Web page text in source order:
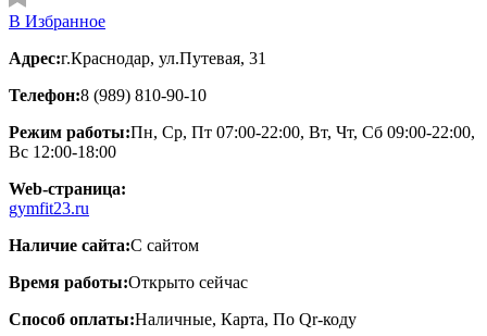
В Избранное
Адрес:г.Краснодар, ул.Путевая, 31
Телефон:8 (989) 810-90-10
Режим работы:Пн, Ср, Пт 07:00-22:00, Вт, Чт, Сб 09:00-22:00,
Вс 12:00-18:00
Web-страница:
gymfit23.ru
Наличие сайта:С сайтом
Время работы:Открыто сейчас
Способ оплаты:Наличные, Карта, По Qr-коду